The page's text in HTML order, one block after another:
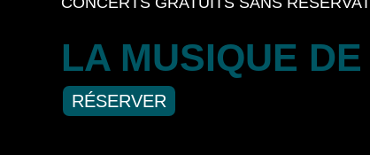
LA MUSIQUE
RÉSERVER